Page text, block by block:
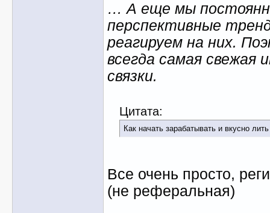
… А еще мы
перспективные
реагируем на них.
всегда самая
связки.
Цитата:
Как начать зарабатывать и вкусно
Все очень просто,
(не реферальная)